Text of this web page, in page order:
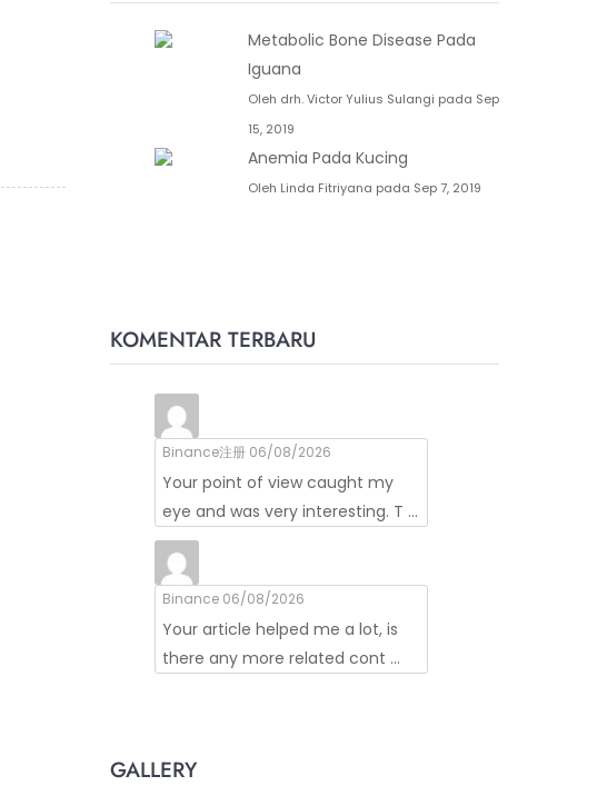
Metabolic Bone Disease Pada
Iguana
Oleh drh. Victor Yulius Sulangi pada Sep
15, 2019
Anemia Pada Kucing
Oleh Linda Fitriyana pada Sep 7, 2019
KOMENTAR TERBARU
Binance注册 06/08/2026
Your point of view caught my
eye and was very interesting. T ...
Binance 06/08/2026
Your article helped me a lot, is
there any more related cont ...
GALLERY